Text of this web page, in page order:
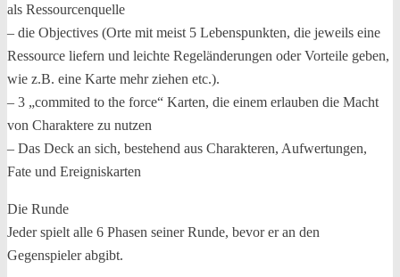
als Ressourcenquelle
– die Objectives (Orte mit meist 5 Lebenspunkten, die jeweils eine
Ressource liefern und leichte Regeländerungen oder Vorteile geben,
wie z.B. eine Karte mehr ziehen etc.).
– 3 „commited to the force“ Karten, die einem erlauben die Macht
von Charaktere zu nutzen
– Das Deck an sich, bestehend aus Charakteren, Aufwertungen,
Fate und Ereigniskarten
Die Runde
Jeder spielt alle 6 Phasen seiner Runde, bevor er an den
Gegenspieler abgibt.